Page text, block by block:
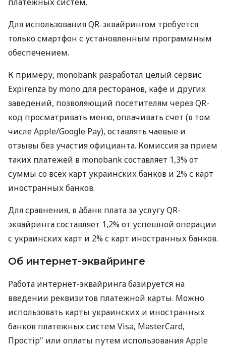
Для использования QR-эквайрингом требуется
только смартфон с установленным программным
обеспечением.
К примеру, monobank разработал целый сервис
Expirenza by mono для ресторанов, кафе и других
заведений, позволяющий посетителям через QR-
код просматривать меню, оплачивать счет (в том
числе Apple/Google Pay), оставлять чаевые и
отзывы без участия официанта. Комиссия за прием
таких платежей в monobank составляет 1,3% от
суммы со всех карт украинских банков и 2% с карт
иностранных банков.
Для сравнения, в àбанк плата за услугу QR-
эквайринга составляет 1,2% от успешной операции
с украинских карт и 2% с карт иностранных банков.
Об интернет-эквайринге
Работа интернет-эквайринга базируется на
введении реквизитов платежной карты. Можно
использовать карты украинских и иностранных
банков платежных систем Visa, MasterCard,
Простір" или оплаты путем использования Apple